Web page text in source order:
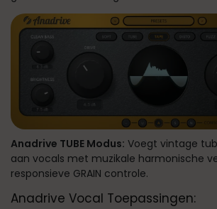
Anadrive TUBE Modus: Voegt vintage
aan vocals met muzikale harmonische
responsieve GRAIN controle.
Anadrive Vocal Toepassingen: